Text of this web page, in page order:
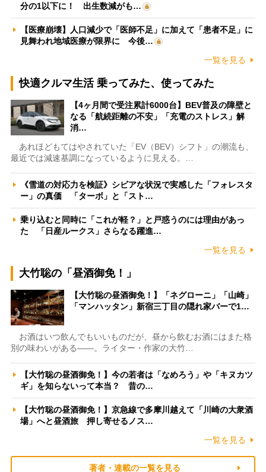
分の1以下に！ 出生数減がも…
【医療崩壊】人口減少で「医師不足」に加えて「患者不足」に
見舞われ地域医療が限界に 今後…
一覧を見る
快適クルマ生活 乗ってみた、使ってみた
【4ヶ月間で受注累計6000台】BEV普及の障壁と
なる「航続距離の不安」「充電のストレス」解
消…
あれほどもてはやされていた「EV（BEV）シフト」の潮流も、
最近では減速基調になっているように見える。…
《雪道の対応力を検証》シビアな状況で実感した「フォレスタ
ー」の真価 「ターボ」と「スト…
乗り込むと同時に「これが軽？」と戸惑うのには理由があっ
た 「日産ルークス」さらなる躍進…
一覧を見る
大竹聡の「昼酒御免！」
【大竹聡の昼酒御免！】「ネグローニ」「山崎」
「マンハッタン」新宿三丁目の隠れ家バーで1…
お酒はいつ飲んでもいいものだが、昼から飲むお酒にはまた格
別の味わいがある――。ライター・作家の大竹…
【大竹聡の昼酒御免！】今の若者は「なめろう」や「キヌカツ
ギ」を知らないって本当？ 昔の…
【大竹聡の昼酒御免！】京急線で多摩川越えて「川崎の大衆酒
場」へと昼酒旅 押し寄せるノス…
一覧を見る
著者・連載の一覧を見る